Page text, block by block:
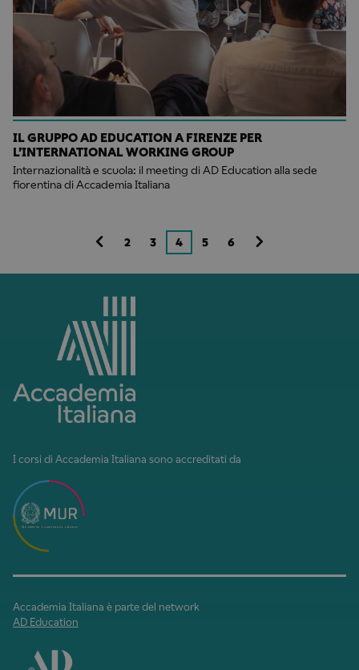
IL GRUPPO AD EDUCATION A FIRENZE PER
L’INTERNATIONAL WORKING GROUP
Internazionalità e scuola: il meeting di AD Education alla sede
fiorentina di Accademia Italiana
2 3 4 5 6
I corsi di Accademia Italiana sono accreditati da
Accademia Italiana è parte del network
AD Education